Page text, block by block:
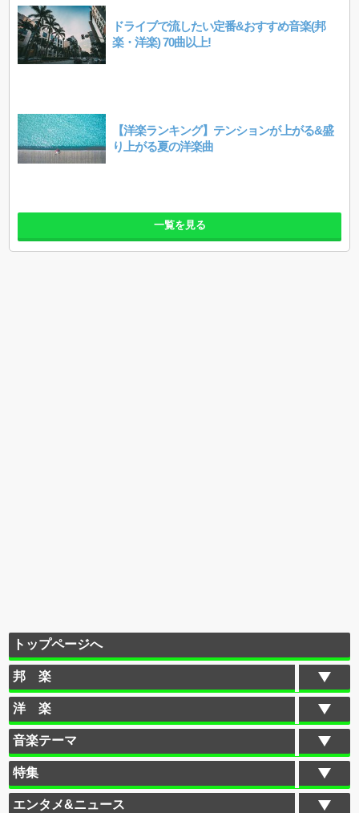
ドライブで流したい定番&おすすめ音楽(邦
楽・洋楽) 70曲以上!
【洋楽ランキング】テンションが上がる&盛
り上がる夏の洋楽曲
一覧を見る
トップページへ
邦 楽
洋 楽
音楽テーマ
特集
エンタメ&ニュース